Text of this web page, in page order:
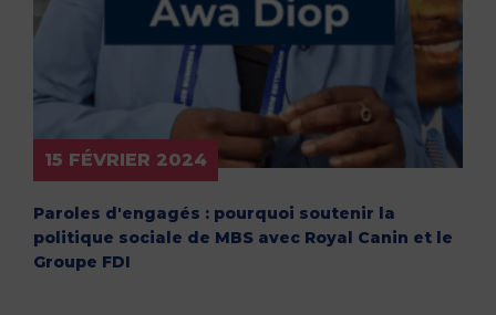
15 FÉVRIER 2024
Paroles d'engagés : pourquoi soutenir la
politique sociale de MBS avec Royal Canin et le
Groupe FDI